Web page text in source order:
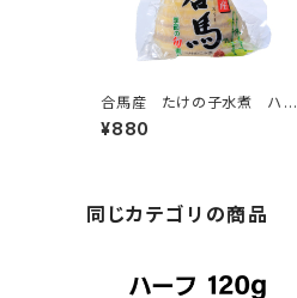
合馬産 たけの子水煮 ハー
フ 200g
¥880
同じカテゴリの商品